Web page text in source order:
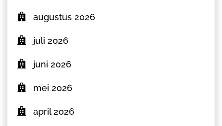
augustus 2026
juli 2026
juni 2026
mei 2026
april 2026